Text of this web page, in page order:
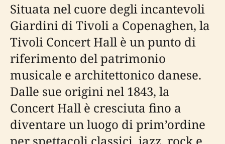
Situata nel cuore degli incantevoli
Giardini di Tivoli a Copenaghen, la
Tivoli Concert Hall è un punto di
riferimento del patrimonio
musicale e architettonico danese.
Dalle sue origini nel 1843, la
Concert Hall è cresciuta fino a
diventare un luogo di prim’ordine